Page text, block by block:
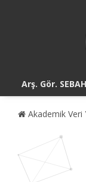
Arş. Gör.
Akademik